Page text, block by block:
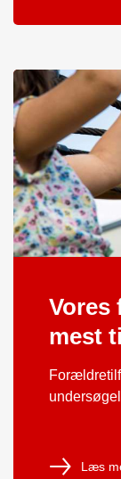
Vores
mest
Læs